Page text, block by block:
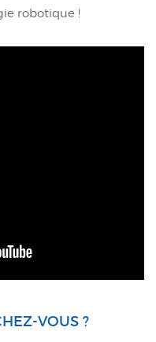
robotique !
VOUS ?